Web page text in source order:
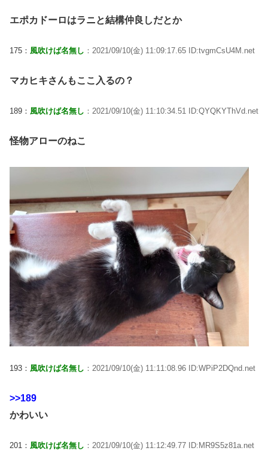
エポカドーロはラニと結構仲良しだとか
175： 風吹けば名無し ：2021/09/10(金) 11:09:17.65 ID:tvgmCsU4M.net
マカヒキさんもここ入るの？
189： 風吹けば名無し ：2021/09/10(金) 11:10:34.51 ID:QYQKYThVd.net
怪物アローのねこ
193： 風吹けば名無し ：2021/09/10(金) 11:11:08.96 ID:WPiP2DQnd.net
>>189
かわいい
201： 風吹けば名無し ：2021/09/10(金) 11:12:49.77 ID:MR9S5z81a.net